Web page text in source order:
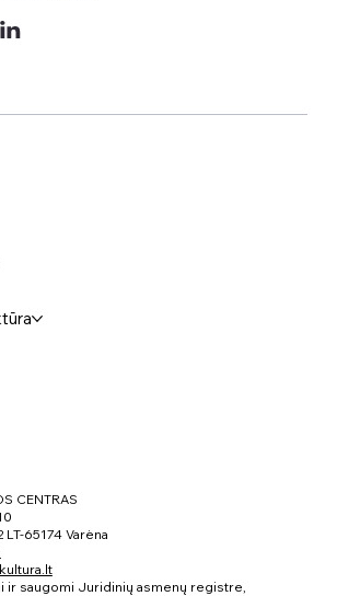
CENTRAS
LT-65174 Varėna
ir saugomi Juridinių asmenų registre,